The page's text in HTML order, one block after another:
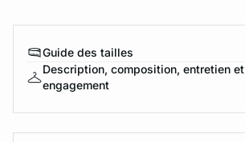
Guide des tailles
Description, composition, entretien et
engagement